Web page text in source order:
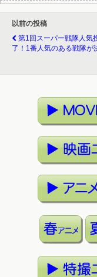
以前の投稿
第1回スーパー戦隊人気
了！1番人気のある戦隊が